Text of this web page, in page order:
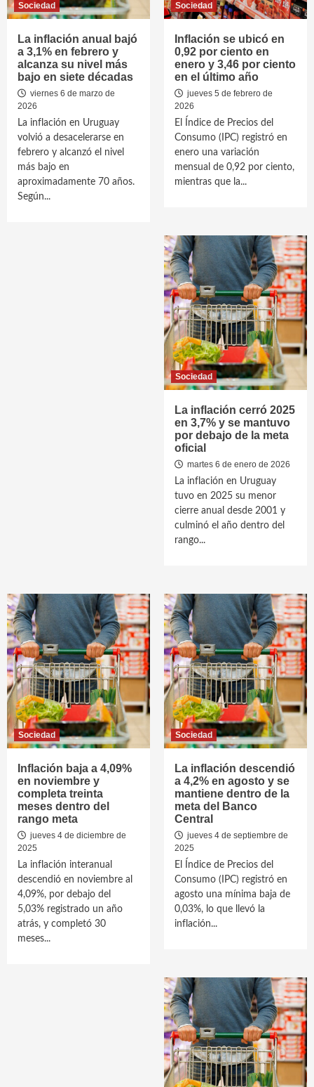
Sociedad
La inflación anual bajó
a 3,1% en febrero y
alcanza su nivel más
bajo en siete décadas
viernes 6 de marzo de
2026
La inflación en Uruguay
volvió a desacelerarse en
febrero y alcanzó el nivel
más bajo en
aproximadamente 70 años.
Según...
Sociedad
Inflación se ubicó en
0,92 por ciento en
enero y 3,46 por ciento
en el último año
jueves 5 de febrero de
2026
El Índice de Precios del
Consumo (IPC) registró en
enero una variación
mensual de 0,92 por ciento,
mientras que la...
Sociedad
La inflación cerró 2025
en 3,7% y se mantuvo
por debajo de la meta
oficial
martes 6 de enero de 2026
La inflación en Uruguay
tuvo en 2025 su menor
cierre anual desde 2001 y
culminó el año dentro del
rango...
Sociedad
Inflación baja a 4,09%
en noviembre y
completa treinta
meses dentro del
rango meta
jueves 4 de diciembre de
2025
La inflación interanual
descendió en noviembre al
4,09%, por debajo del
5,03% registrado un año
atrás, y completó 30
meses...
Sociedad
La inflación descendió
a 4,2% en agosto y se
mantiene dentro de la
meta del Banco
Central
jueves 4 de septiembre de
2025
El Índice de Precios del
Consumo (IPC) registró en
agosto una mínima baja de
0,03%, lo que llevó la
inflación...